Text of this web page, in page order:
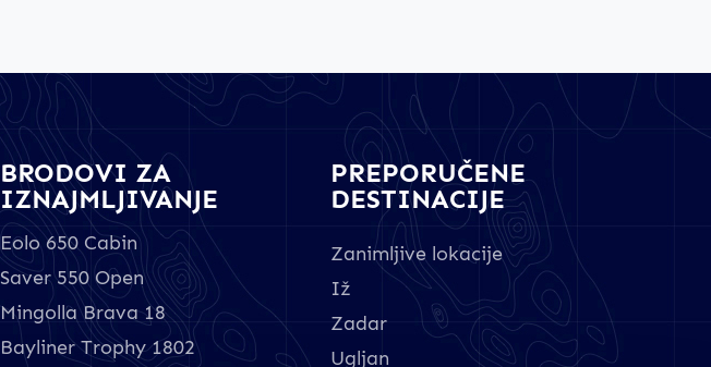
BRODOVI ZA
IZNAJMLJIVANJE
Eolo 650 Cabin
Saver 550 Open
Mingolla Brava 18
Bayliner Trophy 1802
PREPORUČENE
DESTINACIJE
Zanimljive lokacije
Iž
Zadar
Ugljan